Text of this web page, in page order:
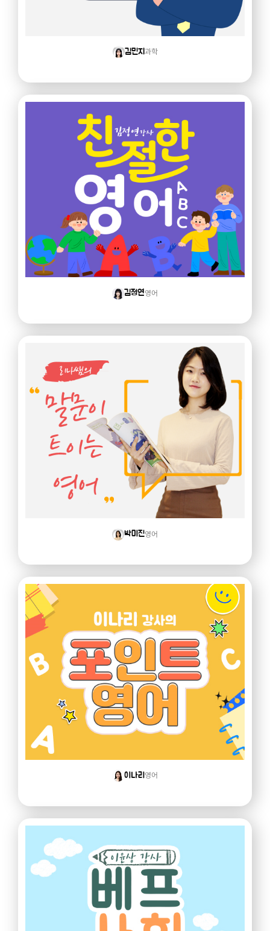
김민지과학
김정연영어
박미진영어
이나리 영어